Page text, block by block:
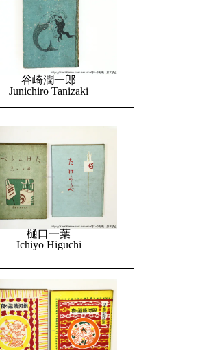
谷崎潤一郎
Junichiro Tanizaki
樋口一葉
Ichiyo Higuchi